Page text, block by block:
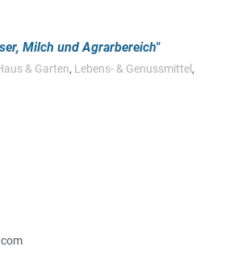
Milch und Agrarbereich
& Garten, Lebens- & Genussmittel ,